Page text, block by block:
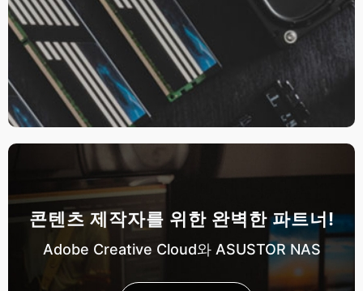
콘텐츠 제작자를 위한 완벽한 파트너!
Adobe Creative Cloud와 ASUSTOR NAS